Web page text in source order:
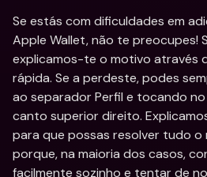
Se estás com dificuldades em
Apple Wallet, não te preocupes!
explicamos-te o motivo através
rápida. Se a perdeste, podes
ao separador Perfil e tocando
canto superior direito.
para que possas resolver tudo o
porque, na maioria dos casos,
facilmente sozinho e tentar de